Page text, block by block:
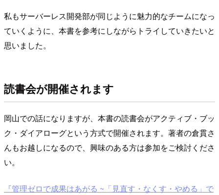
私もサーバーレス開発部が同じように魅力的なチームになっ
ていくように、本書を参考にしながらトライしていきたいと
思いました。
読書会が開催されます
岡山での話になりますが、本書の読書会がアクティブ・ブッ
ク・ダイアローグという方式で開催されます。著者の倉貫さ
んもお越しになるので、興味のある方は参加をご検討くださ
い。
『管理ゼロで成果はあがる ~「見直す・なくす・やめる」で